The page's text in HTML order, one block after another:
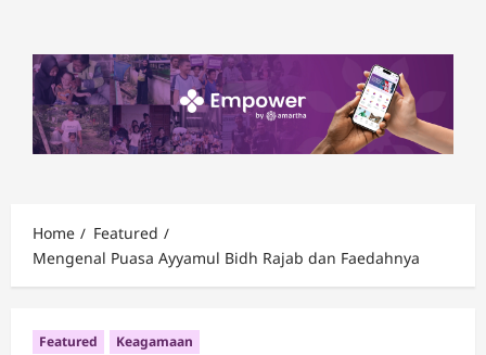
content
Home
Featured
Mengenal Puasa Ayyamul Bidh Rajab dan Faedahnya
Featured Keagamaan